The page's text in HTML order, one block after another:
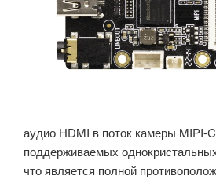
аудио HDMI в поток камеры MIPI-
поддерживаемых
что является полной